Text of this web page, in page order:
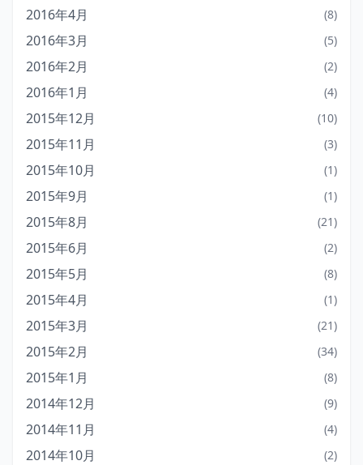
2016年4月 (8)
2016年3月 (5)
2016年2月 (2)
2016年1月 (4)
2015年12月 (10)
2015年11月 (3)
2015年10月 (1)
2015年9月 (1)
2015年8月 (21)
2015年6月 (2)
2015年5月 (8)
2015年4月 (1)
2015年3月 (21)
2015年2月 (34)
2015年1月 (8)
2014年12月 (9)
2014年11月 (4)
2014年10月 (2)